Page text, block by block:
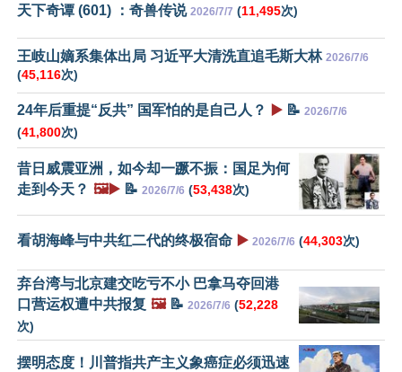
天下奇谭 (601) ：奇兽传说 2026/7/7 (11,495次)
王岐山嫡系集体出局 习近平大清洗直追毛斯大林 2026/7/6
(45,116次)
24年后重提“反共” 国军怕的是自己人？ ▶️ 📝 2026/7/6
(41,800次)
昔日威震亚洲，如今却一蹶不振：国足为何
走到今天？ 🖼️▶️ 📝 2026/7/6 (53,438次)
看胡海峰与中共红二代的终极宿命 ▶️ 2026/7/6 (44,303次)
弃台湾与北京建交吃亏不小 巴拿马夺回港
口营运权遭中共报复 🖼️📝 2026/7/6 (52,228
次)
摆明态度！川普指共产主义象癌症必须迅速